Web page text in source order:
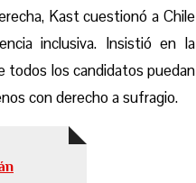
Kast cuestionó a Chile
inclusiva. Insistió en la
todos los candidatos puedan
con derecho a sufragio.